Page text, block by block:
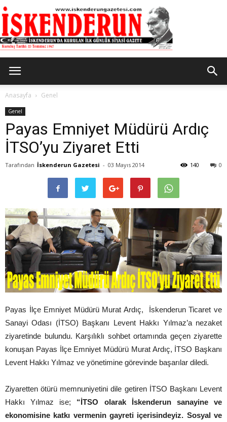
Gazetesi
Anasayfa Genel
Genel
Payas Emniyet Müdürü Ardıç
İTSO’yu Ziyaret Etti
Tarafından İskenderun Gazetesi - 03 Mayıs 2014 0
140
Payas İlçe Emniyet Müdürü Murat Ardıç, İskenderun Ticaret ve
Sanayi Odası (İTSO) Başkanı Levent Hakkı Yılmaz’a nezaket
ziyaretinde bulundu. Karşılıklı sohbet ortamında geçen ziyarette
konuşan Payas İlçe Emniyet Müdürü Murat Ardıç, İTSO Başkanı
Levent Hakkı Yılmaz ve yönetimine görevinde başarılar diledi.
Ziyaretten ötürü memnuniyetini dile getiren İTSO Başkanı Levent
Hakkı Yılmaz ise; “İTSO olarak İskenderun sanayine ve
ekonomisine katkı vermenin gayreti içerisindeyiz. Sosyal ve